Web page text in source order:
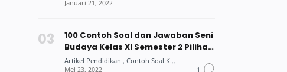
Dan Mahasiswa
100 Contoh Soal dan Jawaban Seni
Budaya Kelas XI Semester 2 Pilihan
Ganda